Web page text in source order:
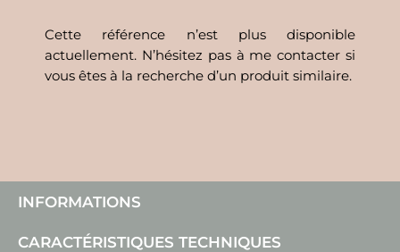
Cette référence n’est plus disponible
actuellement. N’hésitez pas à me contacter si
vous êtes à la recherche d’un produit similaire.
INFORMATIONS
CARACTÉRISTIQUES TECHNIQUES